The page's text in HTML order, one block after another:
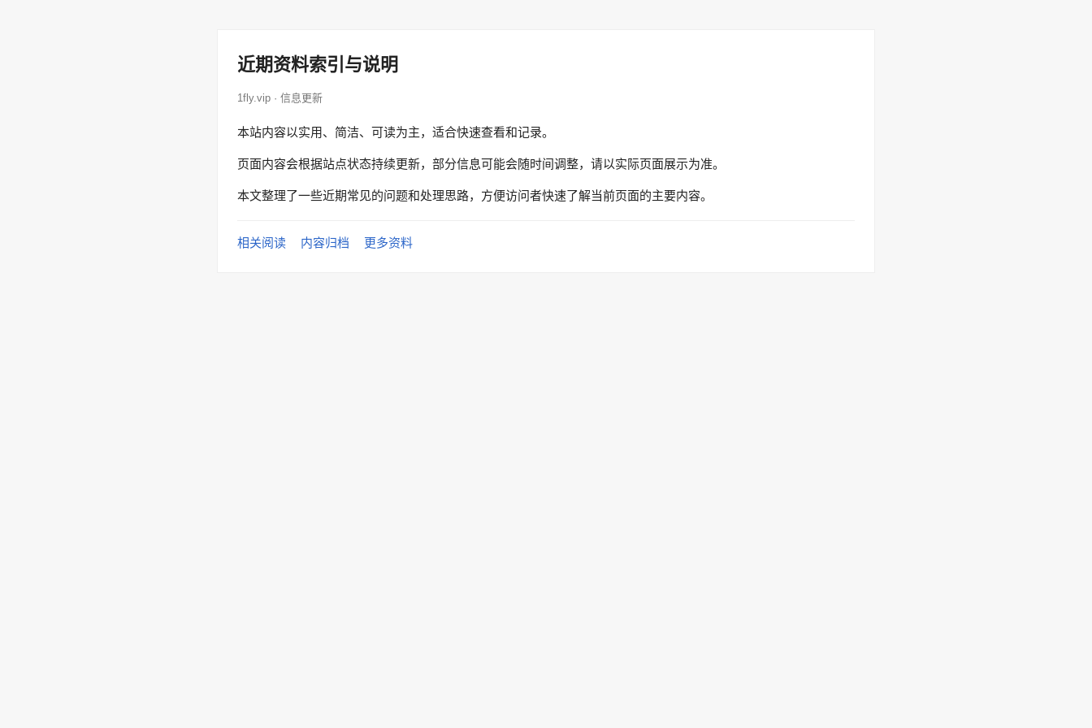
近期资料索引与说明
1fly.vip · 信息更新
本站内容以实用、简洁、可读为主，适合快速查看和记录。
页面内容会根据站点状态持续更新，部分信息可能会随时间调整，请以实际页面展示为准。
本文整理了一些近期常见的问题和处理思路，方便访问者快速了解当前页面的主要内容。
相关阅读 内容归档 更多资料